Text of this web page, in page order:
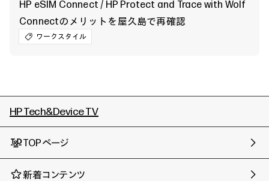
HP eSIM Connect / HP Protect and Trace with Wolf
Connectのメリットを屋久島で再確認
ワークスタイル
HP Tech&Device TV
TOPページ
新着コンテンツ